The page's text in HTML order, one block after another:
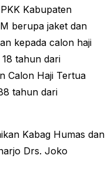
Kabupaten
berupa jaket dan
kepada calon haji
tahun dari
Calon Haji Tertua
tahun dari
Kabag Humas dan
Drs. Joko